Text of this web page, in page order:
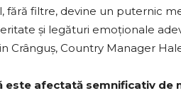
filtre, devine un puternic
și legături emoționale
Crânguș, Country Manager
este afectată semnificativ de